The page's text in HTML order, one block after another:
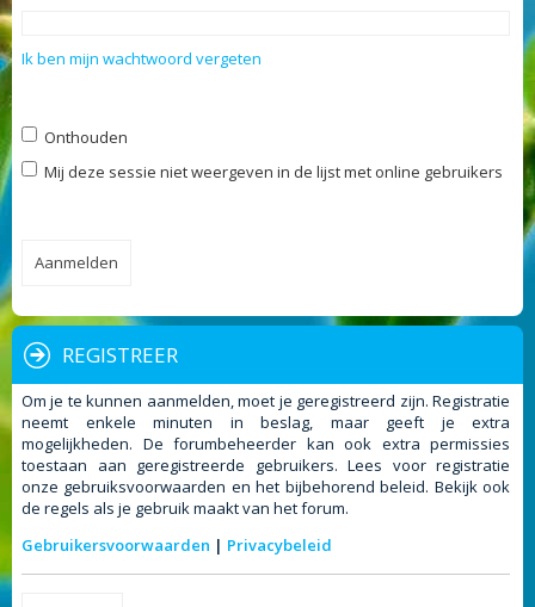
Ik ben mijn wachtwoord vergeten
Onthouden
Mij deze sessie niet weergeven in de lijst met online gebruikers
REGISTREER
Om je te kunnen aanmelden, moet je geregistreerd zijn. Registratie
neemt enkele minuten in beslag, maar geeft je extra
mogelijkheden. De forumbeheerder kan ook extra permissies
toestaan aan geregistreerde gebruikers. Lees voor registratie
onze gebruiksvoorwaarden en het bijbehorend beleid. Bekijk ook
de regels als je gebruik maakt van het forum.
Gebruikersvoorwaarden | Privacybeleid